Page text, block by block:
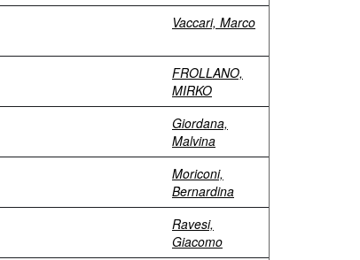
Vaccari, Marco
FROLLANO,
MIRKO
Giordana,
Malvina
Moriconi,
Bernardina
Ravesi,
Giacomo